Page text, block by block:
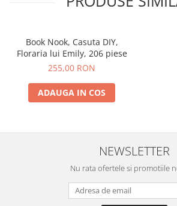
Book Nook, Casuta DIY,
Floraria lui Emily, 206 piese
255,00 RON
ADAUGA IN COS
NEWSLETTER
Nu rata ofertele si promotiile